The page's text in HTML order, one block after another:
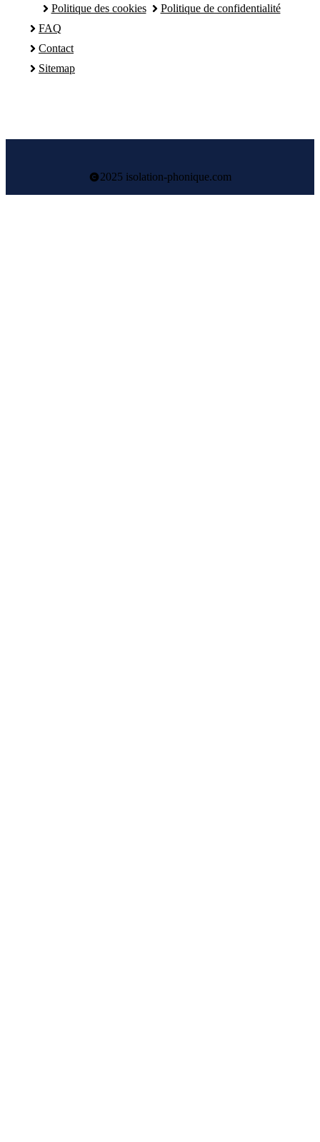
Politique des cookies
Politique de confidentialité
FAQ
Contact
Sitemap
2025 isolation-phonique.com